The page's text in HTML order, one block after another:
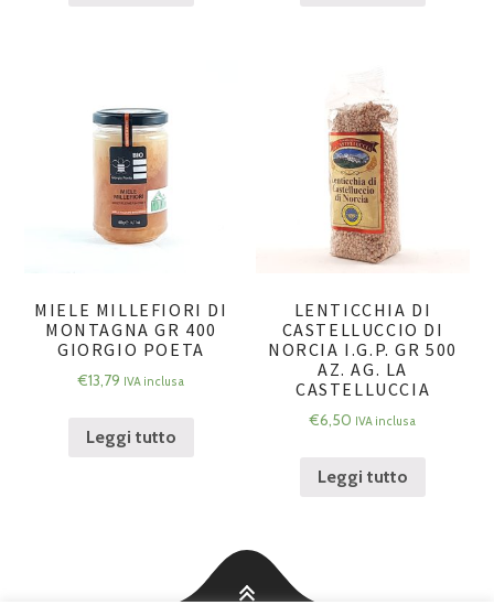
MIELE MILLEFIORI DI
MONTAGNA GR 400
GIORGIO POETA
€13,79 IVA inclusa
Leggi tutto
LENTICCHIA DI
CASTELLUCCIO DI
NORCIA I.G.P. GR 500
AZ. AG. LA
CASTELLUCCIA
€6,50 IVA inclusa
Leggi tutto